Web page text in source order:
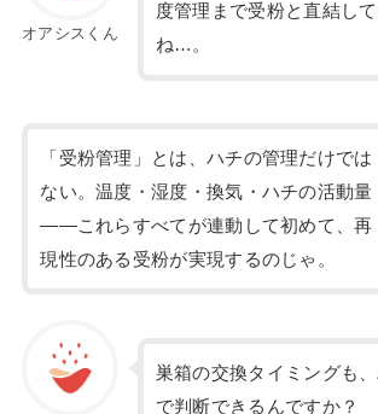
オアシスくん
度管理まで受粉と直結し
ね…。
「受粉管理」とは、ハチの管理だけでは
ない。温度・湿度・換気・ハチの活動量
——これらすべてが連動して初めて、再
現性のある受粉が実現するのじゃ。
巣箱の交換タイミングも
で判断できるんですか？